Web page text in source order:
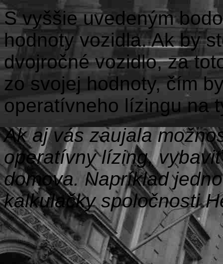
S vyššie uvedeným
hodnoty vozidla. Ak by
dvojročné vozidlo, za
zo svojej hodnoty, čím
operatívneho lízingu na
Ak aj vás zaujala
operatívny lízing,
domova. Napríklad
kalkulačky spoločnosti